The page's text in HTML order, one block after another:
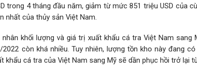
trong 4 tháng đầu năm, giảm từ mức 851 triệu USD của
nhất của thủy sản Việt Nam.
nhân khối lượng và giá trị xuất khẩu cá tra Việt Nam
còn khá nhiều. Tuy nhiên, lượng tồn kho này đang
khẩu cá tra của Việt Nam sang Mỹ sẽ dần phục hồi trở lại